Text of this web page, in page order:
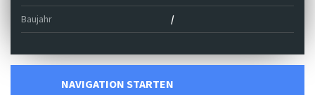
Baujahr /
NAVIGATION STARTEN